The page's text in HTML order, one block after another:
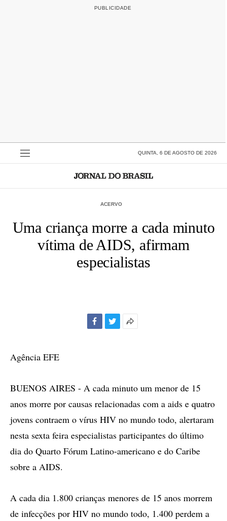
QUINTA, 6 DE AGOSTO DE 2026
ACERVO
Uma criança morre a cada minuto
vítima de AIDS, afirmam
especialistas
Agência EFE
BUENOS AIRES - A cada minuto um menor de 15
anos morre por causas relacionadas com a aids e quatro
jovens contraem o vírus HIV no mundo todo, alertaram
nesta sexta feira especialistas participantes do último
dia do Quarto Fórum Latino-americano e do Caribe
sobre a AIDS.
A cada dia 1.800 crianças menores de 15 anos morrem
de infecções por HIV no mundo todo, 1.400 perdem a